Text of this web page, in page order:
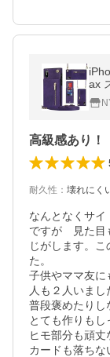
ax
ス
背
高級感あり！
耐久性 ： 壊れにく
なんとなくサイ
ですが　見た
じがします。
た。
子供やママ友に
人も２人いまし
普段褒めたりし
とても作りもし
ヒモ部分も頑丈
カードも落ちな